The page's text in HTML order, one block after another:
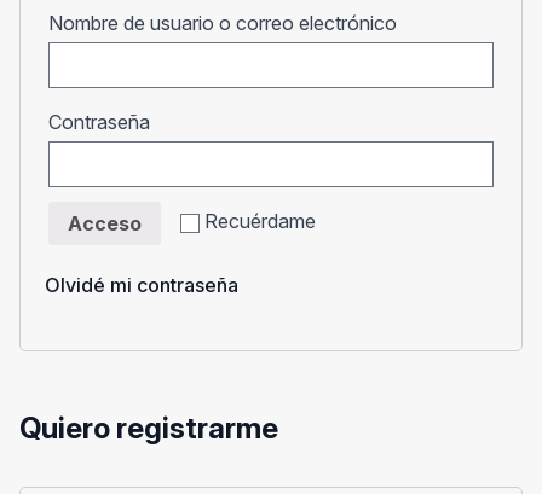
Nombre de usuario o correo electrónico
Contraseña
Recuérdame
Acceso
Olvidé mi contraseña
Quiero registrarme